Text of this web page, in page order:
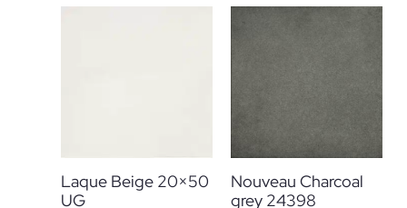
Laque Beige 20×50
UG
Nouveau Charcoal
grey 24398